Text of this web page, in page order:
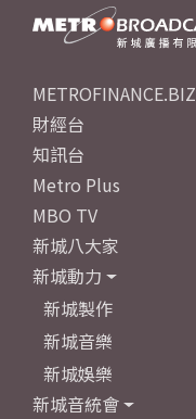
METROFINANCE.BIZ
財經台
知訊台
Metro Plus
MBO TV
新城八大家
新城動力
新城製作
新城音樂
新城娛樂
新城音統會